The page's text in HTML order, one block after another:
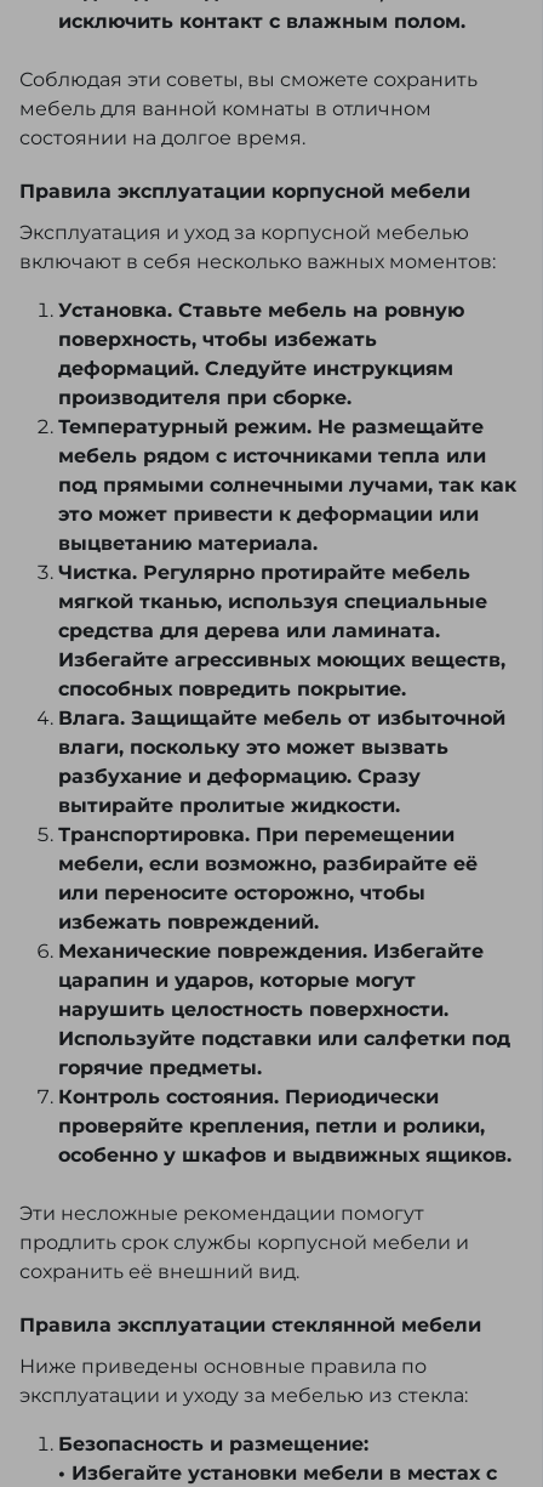
исключить контакт с влажным полом.
Соблюдая эти советы, вы сможете сохранить
мебель для ванной комнаты в отличном
состоянии на долгое время.
Правила эксплуатации корпусной мебели
Эксплуатация и уход за корпусной мебелью
включают в себя несколько важных моментов:
Установка. Ставьте мебель на ровную
поверхность, чтобы избежать
деформаций. Следуйте инструкциям
производителя при сборке.
Температурный режим. Не размещайте
мебель рядом с источниками тепла или
под прямыми солнечными лучами, так как
это может привести к деформации или
выцветанию материала.
Чистка. Регулярно протирайте мебель
мягкой тканью, используя специальные
средства для дерева или ламината.
Избегайте агрессивных моющих веществ,
способных повредить покрытие.
Влага. Защищайте мебель от избыточной
влаги, поскольку это может вызвать
разбухание и деформацию. Сразу
вытирайте пролитые жидкости.
Транспортировка. При перемещении
мебели, если возможно, разбирайте её
или переносите осторожно, чтобы
избежать повреждений.
Механические повреждения. Избегайте
царапин и ударов, которые могут
нарушить целостность поверхности.
Используйте подставки или салфетки под
горячие предметы.
Контроль состояния. Периодически
проверяйте крепления, петли и ролики,
особенно у шкафов и выдвижных ящиков.
Эти несложные рекомендации помогут
продлить срок службы корпусной мебели и
сохранить её внешний вид.
Правила эксплуатации стеклянной мебели
Ниже приведены основные правила по
эксплуатации и уходу за мебелью из стекла:
Безопасность и размещение:
• Избегайте установки мебели в местах с